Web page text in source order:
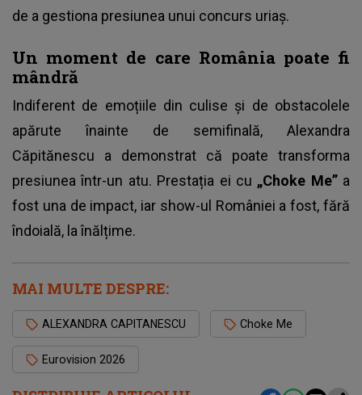
de a gestiona presiunea unui concurs uriaș.
Un moment de care România poate fi
mândră
Indiferent de emoțiile din culise și de obstacolele
apărute înainte de semifinală, Alexandra
Căpitănescu a demonstrat că poate transforma
presiunea într-un atu. Prestația ei cu „Choke Me” a
fost una de impact, iar show-ul României a fost, fără
îndoială, la înălțime.
MAI MULTE DESPRE:
ALEXANDRA CAPITANESCU Choke Me
Eurovision 2026